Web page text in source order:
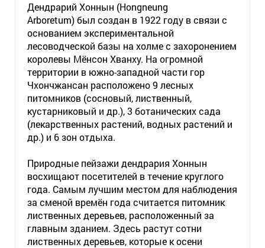
Дендрарий Хоннын (Hongneung
Arboretum) был создан в 1922 году в связи с
основанием экспериментальной
лесоводческой базы на холме с захоронением
королевы Мёнсон Хванху. На огромной
территории в южно-западной части гор
Чхончжансан расположено 9 лесных
питомников (сосновый, лиственный,
кустарниковый и др.), 3 ботанических сада
(лекарственных растений, водных растений и
др.) и 6 зон отдыха.
Природные пейзажи дендрария Хоннын
восхищают посетителей в течение круглого
года. Самым лучшим местом для наблюдения
за сменой времён года считается питомник
лиственных деревьев, расположенный за
главным зданием. Здесь растут сотни
лиственных деревьев, которые к осени